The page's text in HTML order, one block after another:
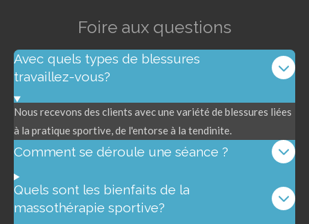
Foire aux questions
Avec quels types de blessures
travaillez-vous?
Nous recevons des clients avec une variété de blessures liées
à la pratique sportive, de l'entorse à la tendinite.
Comment se déroule une séance ?
Quels sont les bienfaits de la
massothérapie sportive?